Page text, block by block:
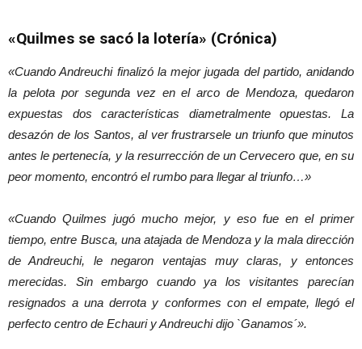
«Quilmes se sacó la lotería» (Crónica)
«Cuando Andreuchi finalizó la mejor jugada del partido, anidando
la pelota por segunda vez en el arco de Mendoza, quedaron
expuestas dos características diametralmente opuestas. La
desazón de los Santos, al ver frustrarsele un triunfo que minutos
antes le pertenecía, y la resurrección de un Cervecero que, en su
peor momento, encontró el rumbo para llegar al triunfo…»
«Cuando Quilmes jugó mucho mejor, y eso fue en el primer
tiempo, entre Busca, una atajada de Mendoza y la mala dirección
de Andreuchi, le negaron ventajas muy claras, y entonces
merecidas. Sin embargo cuando ya los visitantes parecían
resignados a una derrota y conformes con el empate, llegó el
perfecto centro de Echauri y Andreuchi dijo `Ganamos´».